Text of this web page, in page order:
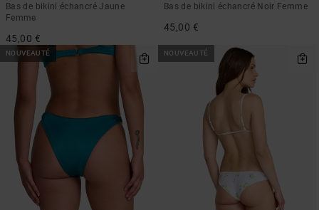
Bas de bikini échancré Jaune
Femme
45,00 €
Bas de bikini échancré Noir Femme
45,00 €
NOUVEAUTÉ NOUVEAUTÉ